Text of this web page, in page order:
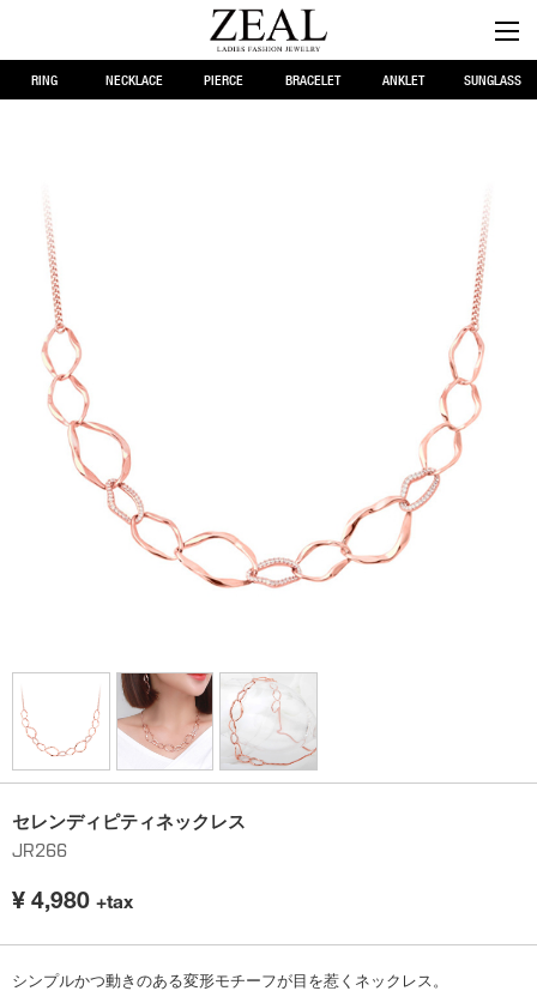
RING NECKLACE PIERCE BRACELET ANKLET SUNGLASS
セレンディピティネックレス
JR266
¥ 4,980 +tax
シンプルかつ動きのある変形モチーフが目を惹くネックレス。